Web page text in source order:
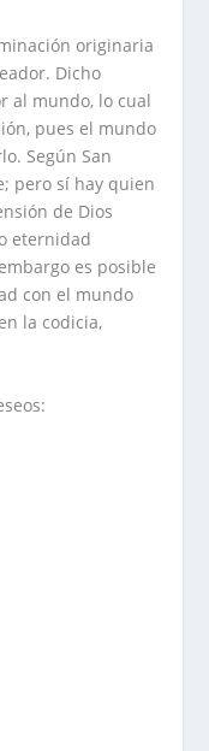
originaria
Dicho
al mundo, lo cual
pues el mundo
Según San
pero sí hay quien
de Dios
eternidad
es posible
con el mundo
la codicia,